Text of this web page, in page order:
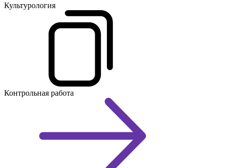
Культурология
Контрольная работа